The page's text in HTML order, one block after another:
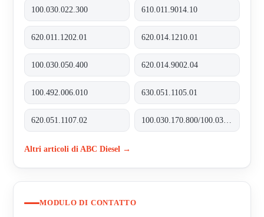
100.030.022.300 610.011.9014.10
620.011.1202.01 620.014.1210.01
100.030.050.400 620.014.9002.04
100.492.006.010 630.051.1105.01
620.051.1107.02
Altri articoli di ABC Diesel →
MODULO DI CONTATTO